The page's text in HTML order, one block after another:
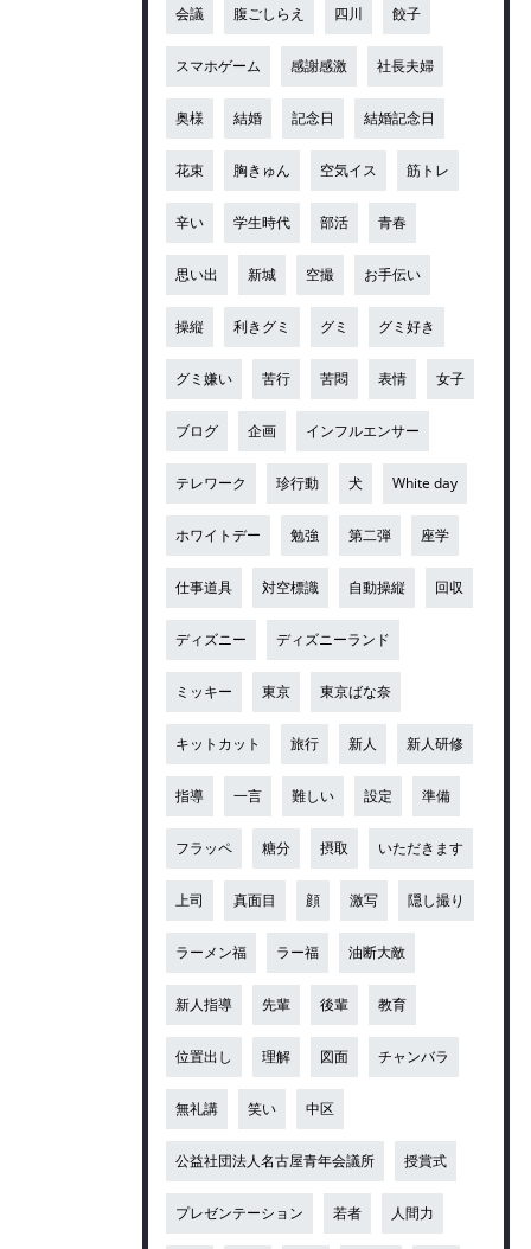
会議 腹ごしらえ 四川 餃子
スマホゲーム 感謝感激 社長夫婦
奥様 結婚 記念日 結婚記念日
花束 胸きゅん 空気イス 筋トレ
辛い 学生時代 部活 青春
思い出 新城 空撮 お手伝い
操縦 利きグミ グミ グミ好き
グミ嫌い 苦行 苦悶 表情 女子
ブログ 企画 インフルエンサー
テレワーク 珍行動 犬 White day
ホワイトデー 勉強 第二弾 座学
仕事道具 対空標識 自動操縦 回収
ディズニー ディズニーランド
ミッキー 東京 東京ばな奈
キットカット 旅行 新人 新人研修
指導 一言 難しい 設定 準備
フラッペ 糖分 摂取 いただきます
上司 真面目 顔 激写 隠し撮り
ラーメン福 ラー福 油断大敵
新人指導 先輩 後輩 教育
位置出し 理解 図面 チャンバラ
無礼講 笑い 中区
公益社団法人名古屋青年会議所 授賞式
プレゼンテーション 若者 人間力